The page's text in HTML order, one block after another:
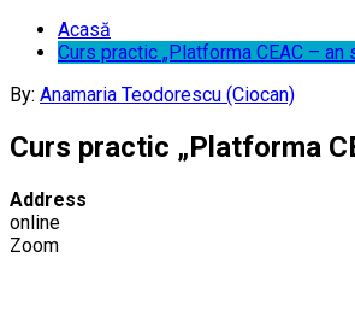
Acasă
Curs practic „Platforma CEAC –
By: Anamaria Teodorescu (Ciocan)
Curs practic „Platforma
Address
online
Zoom